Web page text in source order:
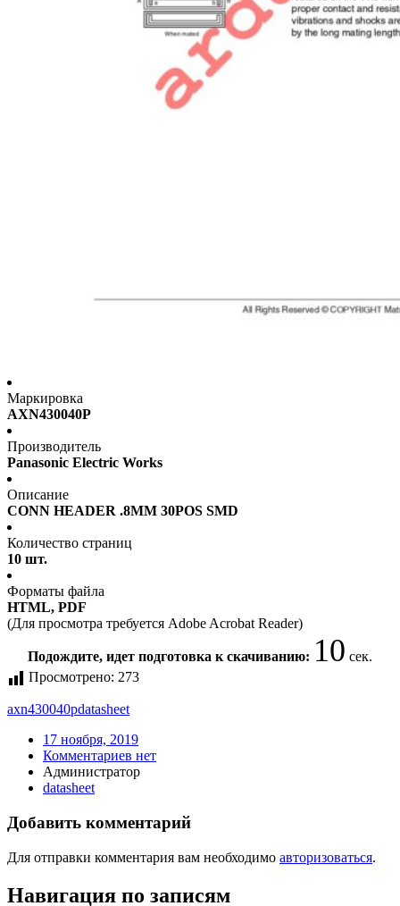
Маркировка
AXN430040P
Производитель
Panasonic Electric Works
Описание
CONN HEADER .8MM 30POS SMD
Количество страниц
10 шт.
Форматы файла
HTML, PDF
(Для просмотра требуется Adobe Acrobat Reader)
Подождите, идет подготовка к скачиванию: 10 сек.
Просмотрено: 273
axn430040pdatasheet
17 ноября, 2019
Комментариев нет
Администратор
datasheet
Добавить комментарий
Для отправки комментария вам необходимо авторизоваться.
Навигация по записям